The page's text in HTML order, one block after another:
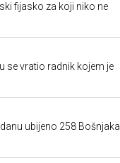
fijasko za koji niko ne
se vratio radnik kojem je
ubijeno 258 Bošnjaka